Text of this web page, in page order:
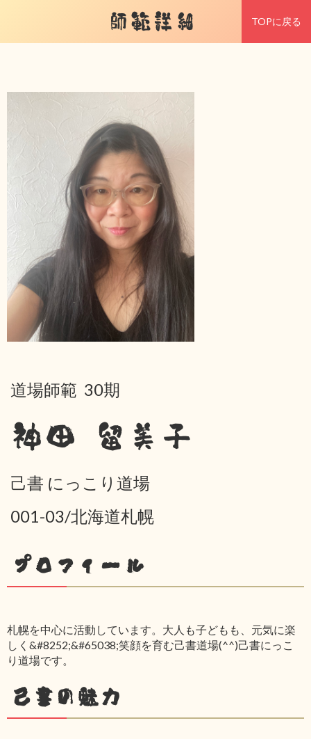
師範詳細 TOPに戻る
道場師範 30期
神田 留美子
己書 にっこり道場
001-03/北海道札幌
プロフィール
札幌を中心に活動しています。大人も子どもも、元気に楽
しく&#8252;&#65038;笑顔を育む己書道場(^^)己書にっこ
り道場です。
己書の魅力